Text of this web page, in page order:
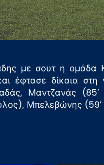
με σουτ η ομάδα
έφτασε δίκαια στη
Μαντζανάς
Μπελεβώνης